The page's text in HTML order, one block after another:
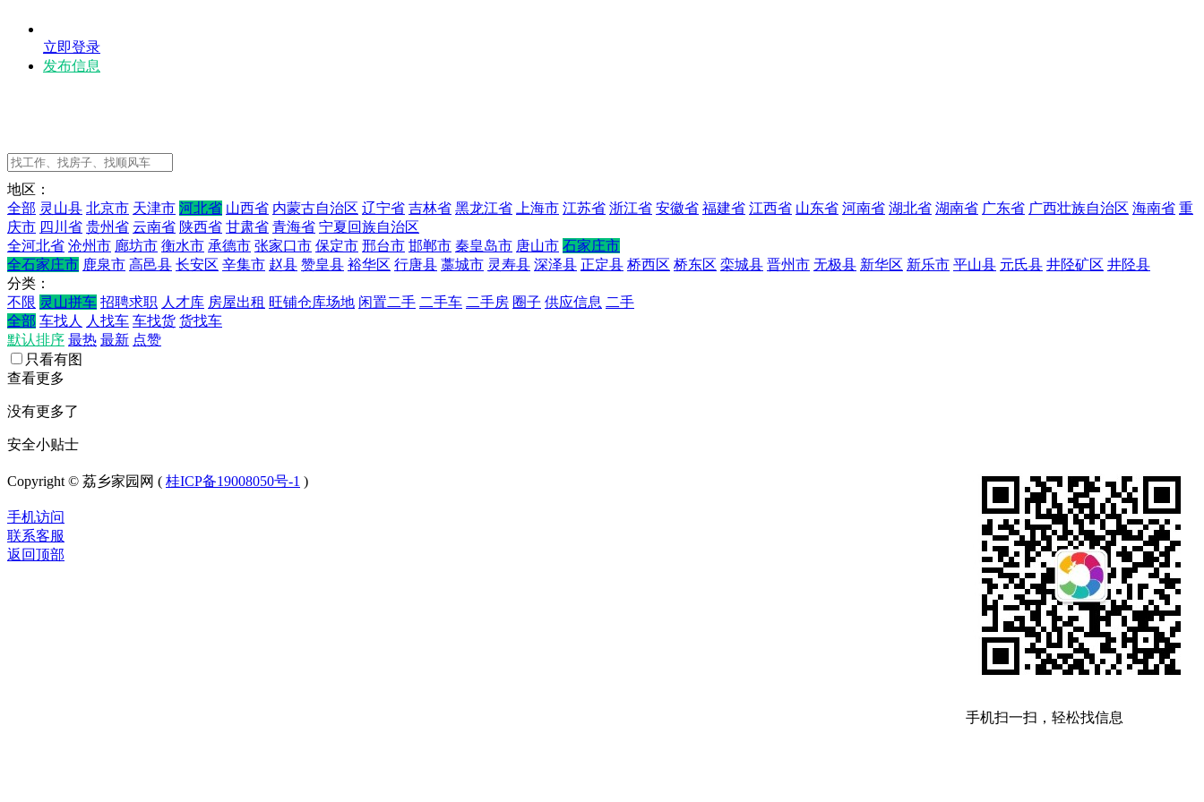
立即登录
发布信息
地区：
全部 灵山县 北京市 天津市 河北省 山西省 内蒙古自治区 辽宁省 吉林省 黑龙江省 上海市 江苏省 浙江省 安徽省 福建省 江西省 山东省 河南省 湖北省 湖南省 广东省 广西壮族自治区 海南省 重
庆市 四川省 贵州省 云南省 陕西省 甘肃省 青海省 宁夏回族自治区
全河北省 沧州市 廊坊市 衡水市 承德市 张家口市 保定市 邢台市 邯郸市 秦皇岛市 唐山市 石家庄市
全石家庄市 鹿泉市 高邑县 长安区 辛集市 赵县 赞皇县 裕华区 行唐县 藁城市 灵寿县 深泽县 正定县 桥西区 桥东区 栾城县 晋州市 无极县 新华区 新乐市 平山县 元氏县 井陉矿区 井陉县
分类：
不限 灵山拼车 招聘求职 人才库 房屋出租 旺铺仓库场地 闲置二手 二手车 二手房 圈子 供应信息 二手
全部 车找人 人找车 车找货 货找车
默认排序 最热 最新 点赞
只看有图
查看更多
没有更多了
安全小贴士
手机扫一扫，轻松找信息
Copyright © 荔乡家园网 ( 桂ICP备19008050号-1 )
手机访问
联系客服
返回顶部